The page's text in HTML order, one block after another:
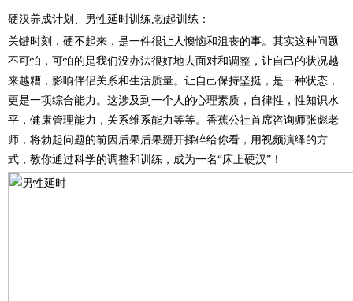
硬汉养成计划、男性延时训练,勃起训练：
关键时刻，硬不起来，是一件很让人懊恼和沮丧的事。其实这种问题
不可怕，可怕的是我们没办法很好地去面对和调整，让自己的状况越
来越糟，影响伴侣关系和生活质量。让自己保持坚挺，是一种状态，
更是一项综合能力。这涉及到一个人的心理素质，自律性，性知识水
平，健康管理能力，关系维系能力等等。香蕉公社首席咨询师张彪老
师，将勃起问题的前因后果后果掰开揉碎给你看，用视频演绎的方
式，教你通过科学的调整和训练，成为一名“床上硬汉”！